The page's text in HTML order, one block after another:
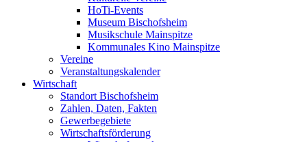
HoTi-Events
Museum Bischofsheim
Musikschule Mainspitze
Kommunales Kino Mainspitze
Vereine
Veranstaltungskalender
Wirtschaft
Standort Bischofsheim
Zahlen, Daten, Fakten
Gewerbegebiete
Wirtschaftsförderung